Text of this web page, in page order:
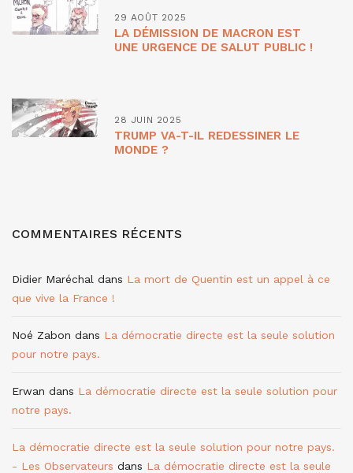
29 AOÛT 2025
LA DÉMISSION DE MACRON EST
UNE URGENCE DE SALUT PUBLIC !
28 JUIN 2025
TRUMP VA-T-IL REDESSINER LE
MONDE ?
COMMENTAIRES RÉCENTS
Didier Maréchal dans La mort de Quentin est un appel à ce
que vive la France !
Noé Zabon dans La démocratie directe est la seule solution
pour notre pays.
Erwan dans La démocratie directe est la seule solution pour
notre pays.
La démocratie directe est la seule solution pour notre pays.
- Les Observateurs dans La démocratie directe est la seule